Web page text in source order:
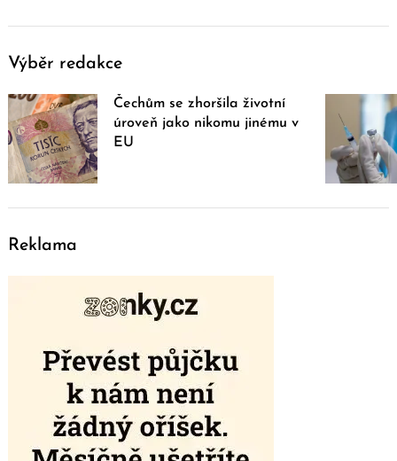
Výběr redakce
Čechům se zhoršila životní
úroveň jako nikomu jinému v
EU
Reklama